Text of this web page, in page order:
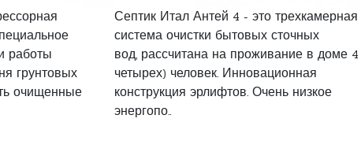
работы
грунтовых
очищенные
Септик Итал Антей 4 - это трехкамерная
система очистки бытовых сточных
вод, рассчитана на проживание в доме 4
четырех) человек. Инновационная
конструкция эрлифтов. Очень низкое
энергопо..